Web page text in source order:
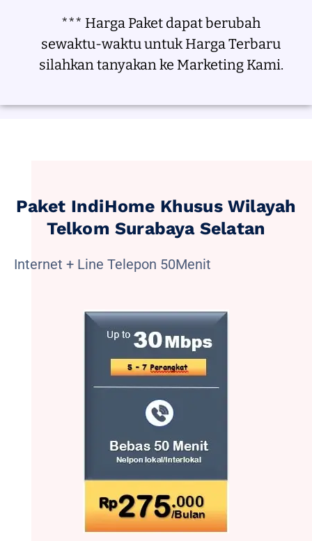
*** Harga Paket dapat berubah
sewaktu-waktu untuk Harga Terbaru
silahkan tanyakan ke Marketing Kami.
Paket IndiHome Khusus Wilayah
Telkom Surabaya Selatan
Internet + Line Telepon 50Menit